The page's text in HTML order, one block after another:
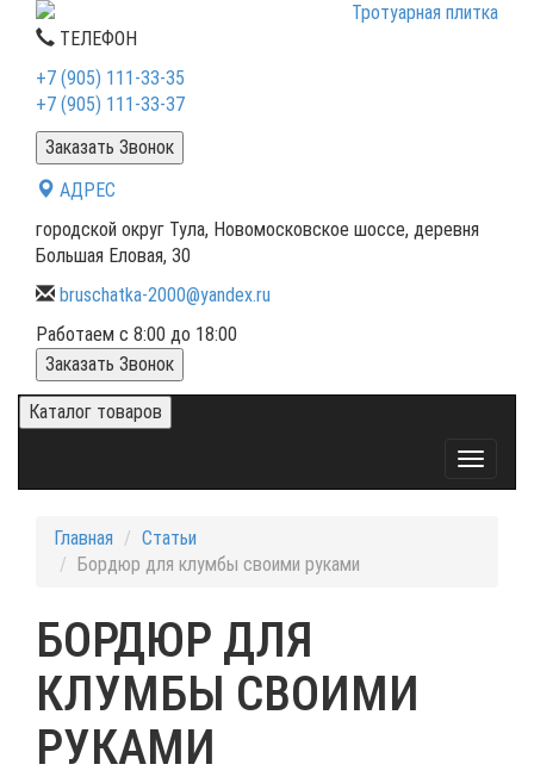
ТЕЛЕФОН
+7 (905) 111-33-35
+7 (905) 111-33-37
Заказать Звонок
АДРЕС
городской округ Тула, Новомосковское шоссе, деревня
Большая Еловая, 30
bruschatka-2000@yandex.ru
Работаем с 8:00 до 18:00
Заказать Звонок
Каталог товаров
Toggle
Главная
Статьи
Бордюр для клумбы своими руками
БОРДЮР ДЛЯ
КЛУМБЫ СВОИМИ
РУКАМИ